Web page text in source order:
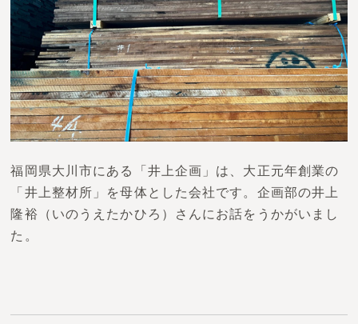
福岡県大川市にある「井上企画」は、大正元年創業の
「井上整材所」を母体とした会社です。企画部の井上
隆裕（いのうえたかひろ）さんにお話をうかがいまし
た。